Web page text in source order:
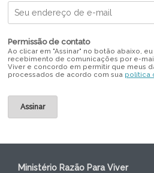
Permissão de contato
Ao clicar em "Assinar" no botão abaixo,
recebimento de comunicações por e-
Viver e concordo em permitir que meus
processados de acordo com sua política
Ministério Razão Para Viver